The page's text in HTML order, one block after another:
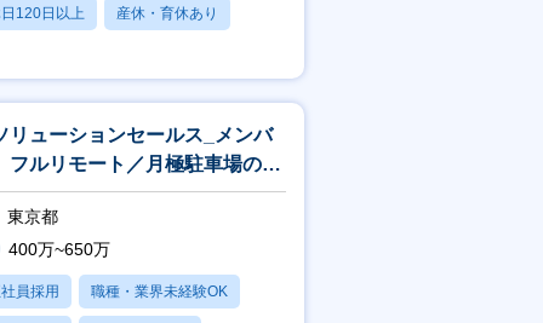
120日以上 産休・育休あり
リューションセールス_メンバ
フルリモート／月極駐車場の契
振込をオンライン完結
東京都
400万~650万
員採用 職種・業界未経験OK